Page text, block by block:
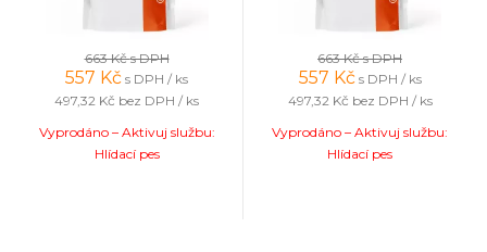
663 Kčs DPH
557 Kč s DPH / ks
497,32 Kč bez DPH / ks
Vyprodáno – Aktivuj službu:
Hlídací pes
663 Kčs DPH
557 Kč s DPH / ks
497,32 Kč bez DPH / ks
Vyprodáno – Aktivuj službu:
Hlídací pes